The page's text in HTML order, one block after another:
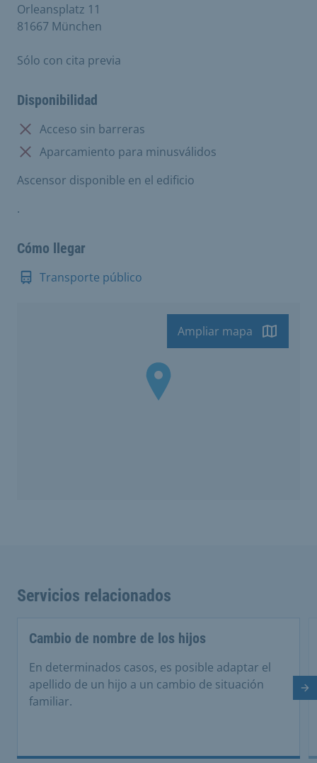
Orleansplatz 11
81667 München
Sólo con cita previa
Disponibilidad
No disponible:
Acceso sin barreras
No disponible:
Aparcamiento para minusválidos
Ascensor disponible en el edificio
.
Cómo llegar
Transporte público
Ampliar mapa
Servicios relacionados
Cambio de nombre de los hijos
En determinados casos, es posible adaptar el
apellido de un hijo a un cambio de situación
familiar.